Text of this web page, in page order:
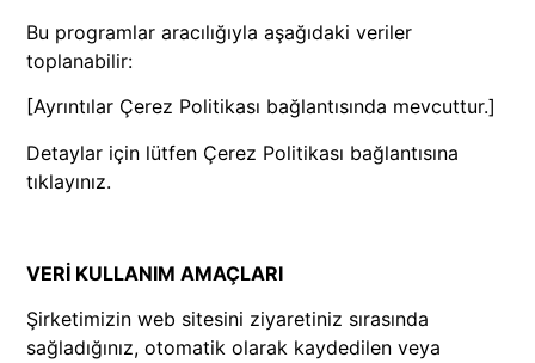
Bu programlar aracılığıyla aşağıdaki veriler
toplanabilir:
[Ayrıntılar Çerez Politikası bağlantısında mevcuttur.]
Detaylar için lütfen Çerez Politikası bağlantısına
tıklayınız.
VERİ KULLANIM AMAÇLARI
Şirketimizin web sitesini ziyaretiniz sırasında
sağladığınız, otomatik olarak kaydedilen veya